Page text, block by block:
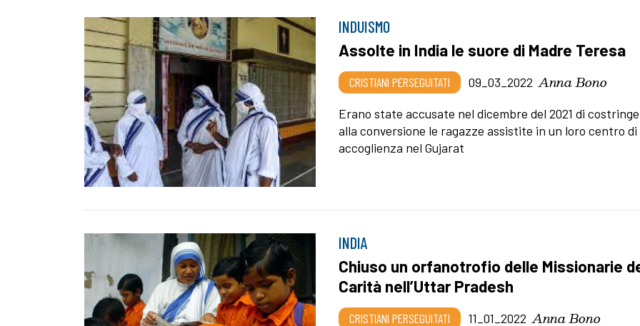
INDUISMO
Assolte in India le suore di Madre Teresa
CRISTIANI PERSEGUITATI 09_03_2022 Anna Bono
Erano state accusate nel dicembre del 2021 di
alla conversione le ragazze assistite in un loro centro di
accoglienza nel Gujarat
INDIA
Chiuso un orfanotrofio delle Missionarie
Carità nell’Uttar Pradesh
CRISTIANI PERSEGUITATI 11_01_2022 Anna Bono